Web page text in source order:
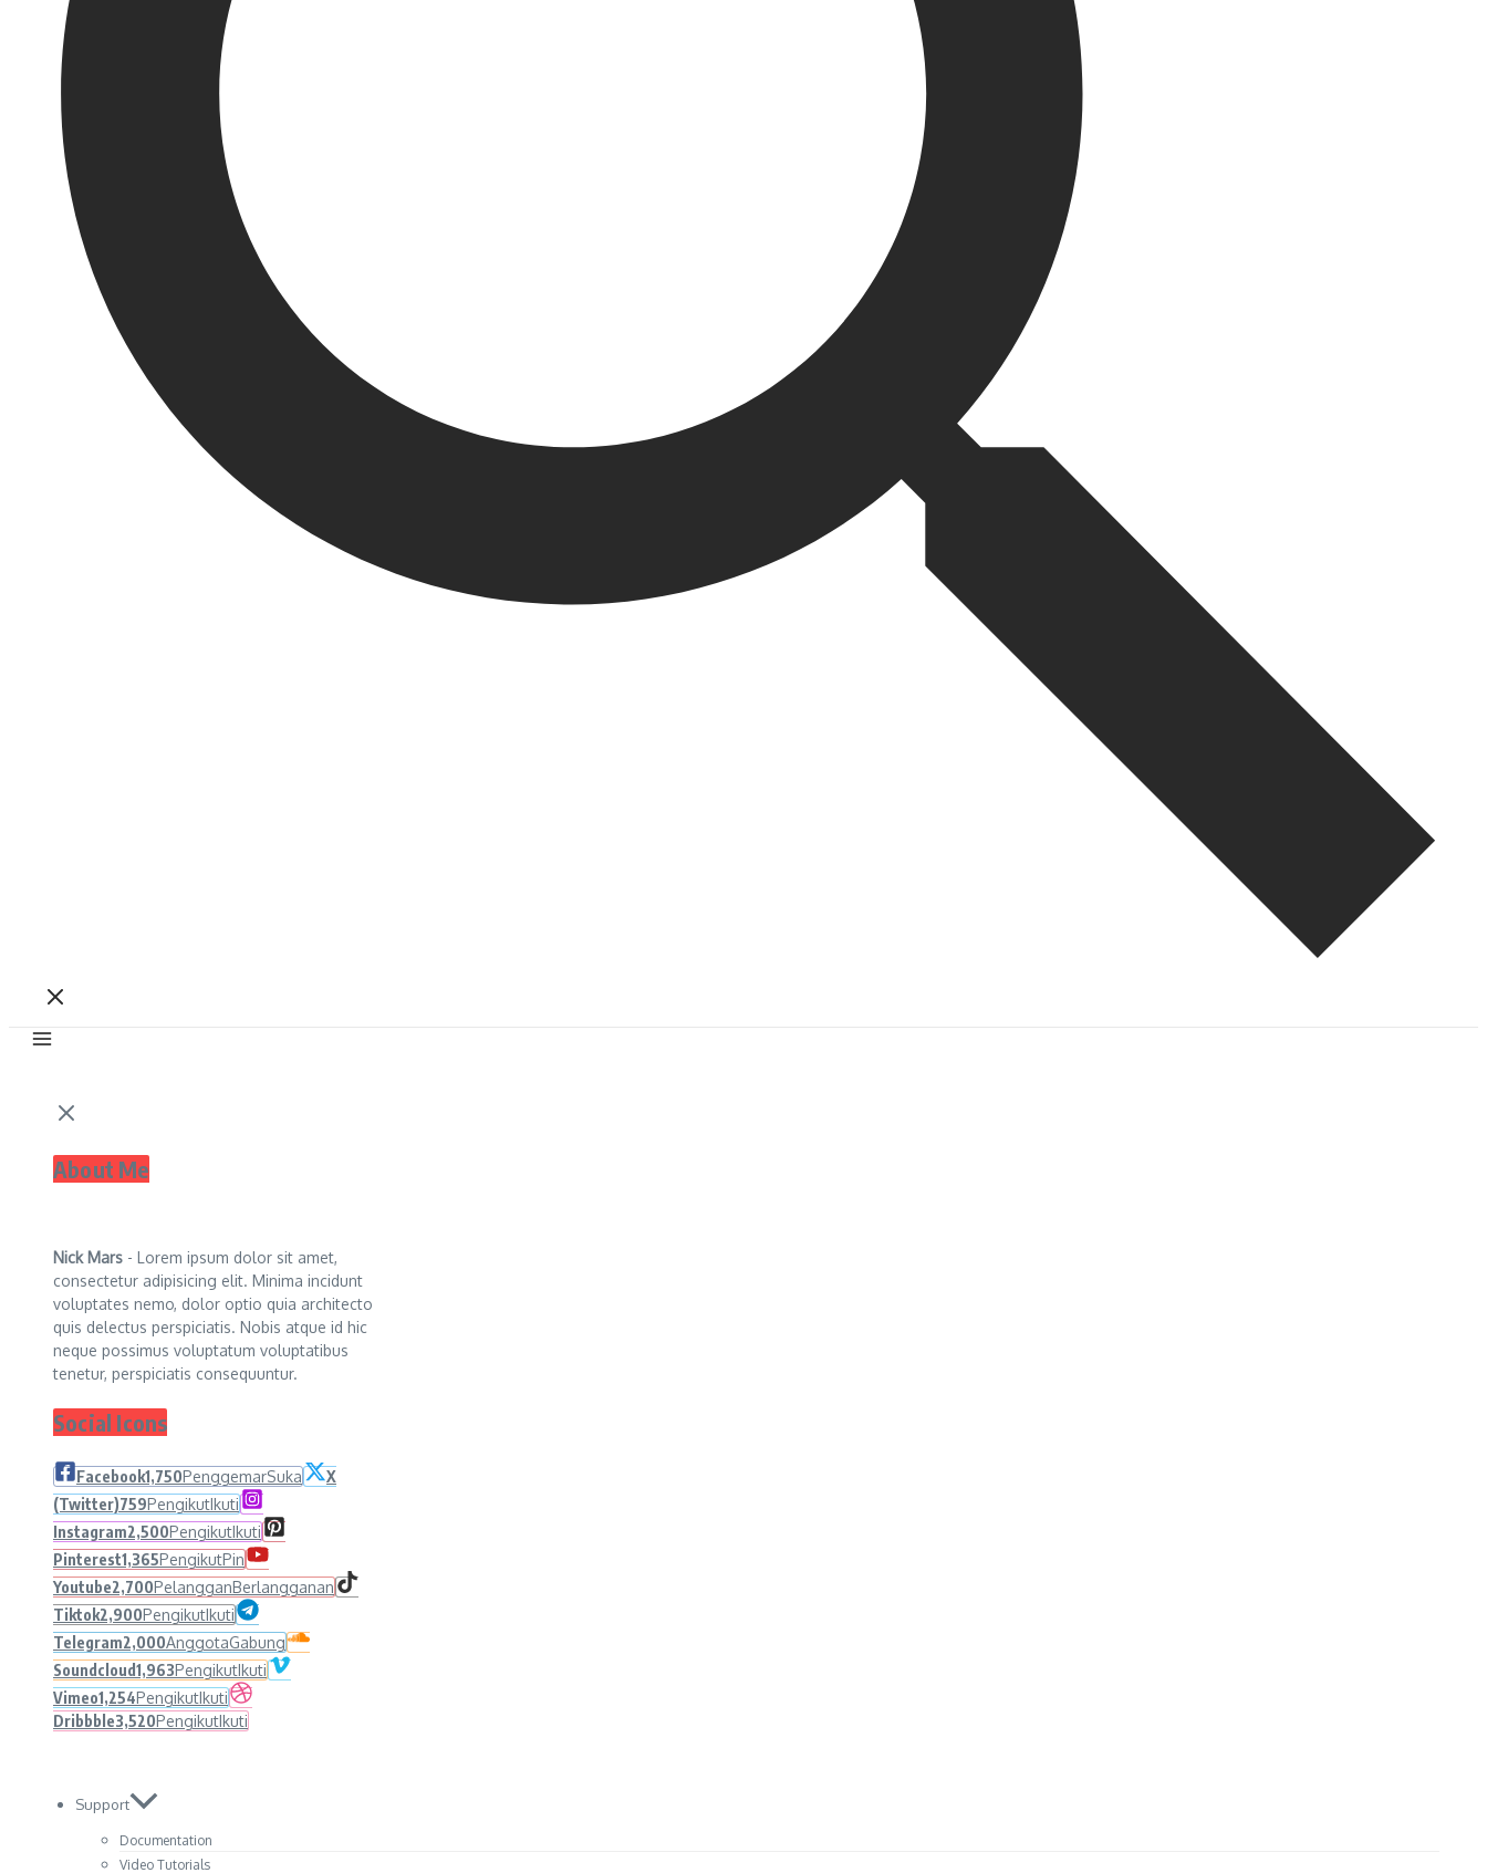
About Me
Nick Mars - Lorem ipsum dolor sit amet,
consectetur adipisicing elit. Minima incidunt
voluptates nemo, dolor optio quia architecto
quis delectus perspiciatis. Nobis atque id hic
neque possimus voluptatum voluptatibus
tenetur, perspiciatis consequuntur.
Social Icons
Facebook1,750PenggemarSuka
X
(Twitter)759PengikutIkuti
Instagram2,500PengikutIkuti
Pinterest1,365PengikutPin
Youtube2,700PelangganBerlangganan
Tiktok2,900PengikutIkuti
Telegram2,000AnggotaGabung
Soundcloud1,963PengikutIkuti
Vimeo1,254PengikutIkuti
Dribbble3,520PengikutIkuti
Support
Documentation
Video Tutorials